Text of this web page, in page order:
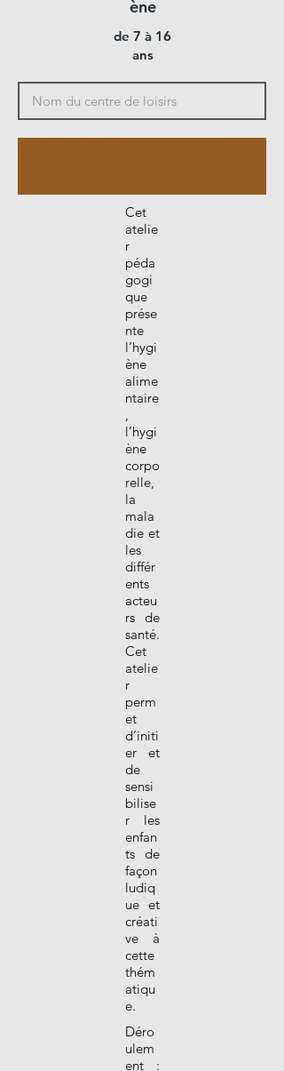
ène
de 7 à 16
ans
Cet
atelie
r
péda
gogi
que
prése
nte
l’hygi
ène
alime
ntaire
l’hygi
ène
corpo
relle,
la
mala
die et
les
différ
ents
acteu
rs de
santé.
Cet
atelie
r
perm
et
d’initi
er et
de
sensi
bilise
r les
enfan
ts de
façon
ludiq
ue et
créati
ve à
cette
thém
atiqu
e.
Déro
ulem
ent :